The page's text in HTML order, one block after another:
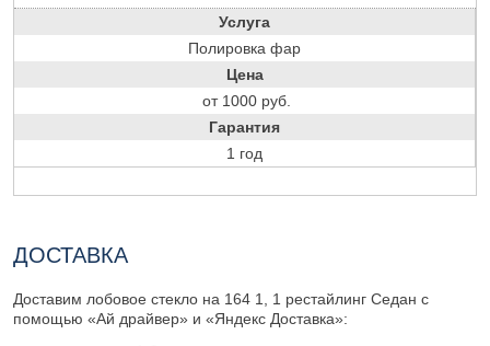
Услуга
Полировка фар
Цена
от 1000 руб.
Гарантия
1 год
ДОСТАВКА
Доставим лобовое стекло на 164 1, 1 рестайлинг Седан с
помощью «Ай драйвер» и «Яндекс Доставка»: